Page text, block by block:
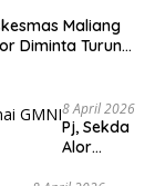
Maliang
Diminta Turun
8 April 2026
Pj, Sekda
Alor